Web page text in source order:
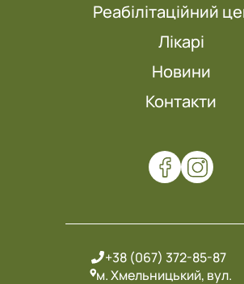
Реабілітаційний
Лікарі
Новини
Контакти
+38 (067) 372-85-87
м. Хмельницький, вул.